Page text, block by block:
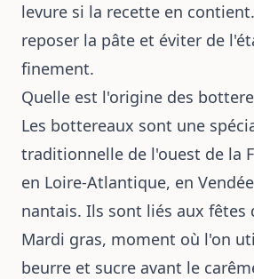
levure si la recette en
reposer la pâte et éviter de
finement.
Quelle est l'origine des
Les bottereaux sont une
traditionnelle de l'ouest de la
en Loire-Atlantique, en
nantais. Ils sont liés aux fêtes
Mardi gras, moment où l'on
beurre et sucre avant le